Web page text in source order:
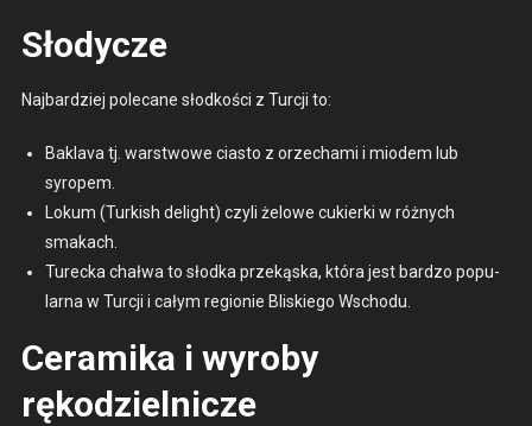
Słodycze
Najbardziej pole­cane słod­koś­ci z Tur­cji to:
Bakla­va tj. warst­wowe cias­to z orzecha­mi i mio­dem lub
syropem.
Lokum (Turk­ish delight) czyli żelowe cukier­ki w różnych
smakach.
Turec­ka chałwa to słod­ka przekąs­ka, która jest bard­zo pop­u­
lar­na w Tur­cji i całym region­ie Bliskiego Wschodu.
Ceramika i wyroby
rękodzielnicze